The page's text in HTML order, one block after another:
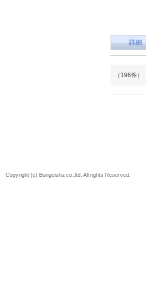
詳細
（196件）
Copyright (c) Bungeisha co.,ltd. All rights Reserved.